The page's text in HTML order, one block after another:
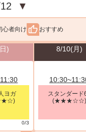
▼
心者向け おすすめ
) 8/10(月)
ヨガ
0/3
スタンダード
(★★★☆☆)